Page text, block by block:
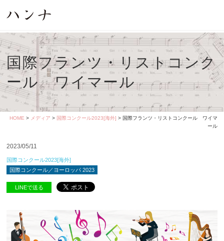
国際フランツ・リストコンク
ール ワイマール
HOME > メディア > 国際コンクール2023[海外] > 国際フランツ・リストコンクール ワイマ
ール
2023/05/11
国際コンクール2023[海外]
国際コンクール／ヨーロッパ 2023
LINEで送る